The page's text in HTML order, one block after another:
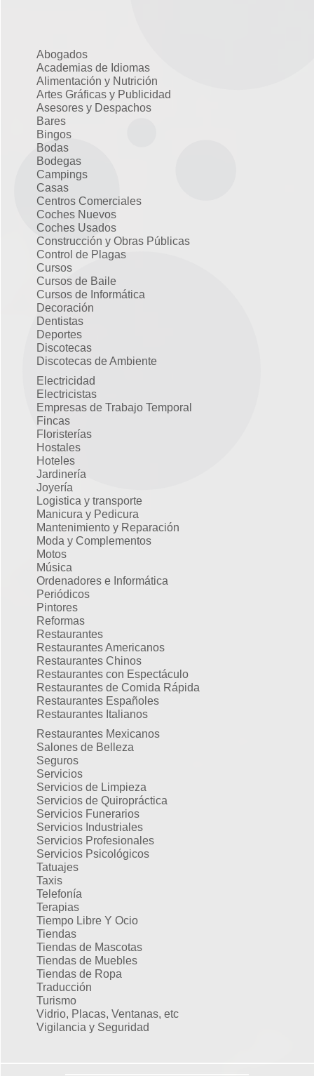
Abogados
Academias de Idiomas
Alimentación y Nutrición
Artes Gráficas y Publicidad
Asesores y Despachos
Bares
Bingos
Bodas
Bodegas
Campings
Casas
Centros Comerciales
Coches Nuevos
Coches Usados
Construcción y Obras Públicas
Control de Plagas
Cursos
Cursos de Baile
Cursos de Informática
Decoración
Dentistas
Deportes
Discotecas
Discotecas de Ambiente
Electricidad
Electricistas
Empresas de Trabajo Temporal
Fincas
Floristerías
Hostales
Hoteles
Jardinería
Joyería
Logistica y transporte
Manicura y Pedicura
Mantenimiento y Reparación
Moda y Complementos
Motos
Música
Ordenadores e Informática
Periódicos
Pintores
Reformas
Restaurantes
Restaurantes Americanos
Restaurantes Chinos
Restaurantes con Espectáculo
Restaurantes de Comida Rápida
Restaurantes Españoles
Restaurantes Italianos
Restaurantes Mexicanos
Salones de Belleza
Seguros
Servicios
Servicios de Limpieza
Servicios de Quiropráctica
Servicios Funerarios
Servicios Industriales
Servicios Profesionales
Servicios Psicológicos
Tatuajes
Taxis
Telefonía
Terapias
Tiempo Libre Y Ocio
Tiendas
Tiendas de Mascotas
Tiendas de Muebles
Tiendas de Ropa
Traducción
Turismo
Vidrio, Placas, Ventanas, etc
Vigilancia y Seguridad